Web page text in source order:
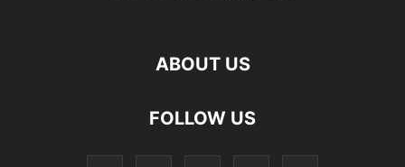
ABOUT US
FOLLOW US